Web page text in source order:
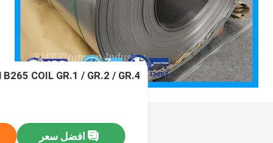
COIL GR.1 / GR.2 / GR.4
افضل سعر